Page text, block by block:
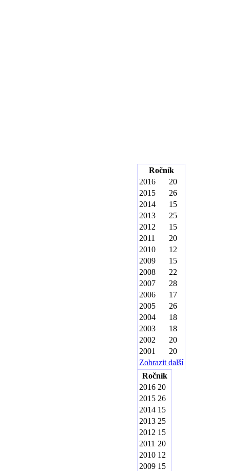
Ročník
2016
20
2015
26
2014
15
2013
25
2012
15
2011
20
2010
12
2009
15
2008
22
2007
28
2006
17
2005
26
2004
18
2003
18
2002
20
2001
20
Zobrazit další
Ročník
2016 20
2015 26
2014 15
2013 25
2012 15
2011 20
2010 12
2009 15